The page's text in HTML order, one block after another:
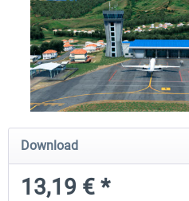
Airport Rio de Janeiro-Santos Dumont
XP
Download
13,19 € *